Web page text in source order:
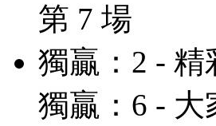
第 7 場
獨贏：2 - 精
獨贏：6 - 大